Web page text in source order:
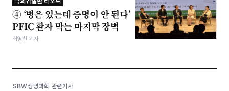
④ ‘병은 있는데 증명이 안 된다’
PFIC 환자 막는 마지막 장벽
최영찬 기자
SBW생명과학 관련기사